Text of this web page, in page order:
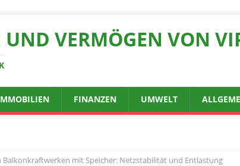
VERMÖGEN VON
FINANZEN UMWELT
Balkonkraftwerken mit Speicher: Netzstabilität und Entlastung